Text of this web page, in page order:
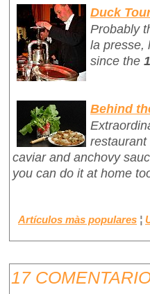
Duck
Probably
la presse,
since the
Behind
caviar and anchovy
you can do it at home
Artículos màs populares ¦
17